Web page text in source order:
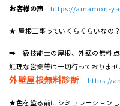
お客様の声
https://amamori-
★ 屋根工事っていくらくらいなの
➡一級技能士の屋根、外壁の無料点
無理な営業等は一切行っておりませ
外壁屋根無料診断 https://
★色を塗る前にシミュレーション